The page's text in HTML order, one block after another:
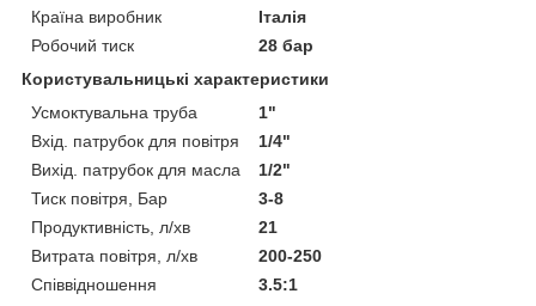
Країна виробник
Італія
Робочий тиск
28 бар
Користувальницькі характеристики
Усмоктувальна труба
1"
Вхід. патрубок для повітря
1/4"
Вихід. патрубок для масла
1/2"
Тиск повітря, Бар
3-8
Продуктивність, л/хв
21
Витрата повітря, л/хв
200-250
Співвідношення
3.5:1